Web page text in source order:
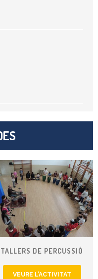
TALLERS DE PERCUSSIÓ
VEURE L’ACTIVITAT